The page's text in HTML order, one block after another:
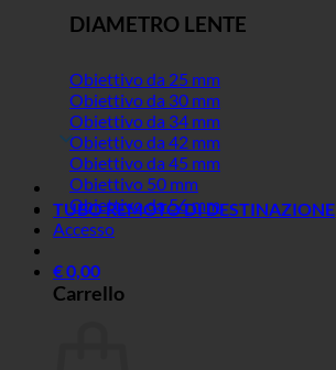
Accesso
€0,00
Carrello
DIAMETRO LENTE
Obiettivo da 25 mm
Obiettivo da 30 mm
Obiettivo da 34 mm
Obiettivo da 42 mm
Obiettivo da 45 mm
Obiettivo 50 mm
Obiettivo da 56 mm
TUBO REMOTO DI DESTINAZIONE